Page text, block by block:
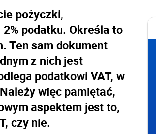
pożyczki,
podatku. Określa to
Ten sam dokument
z nich jest
podatkowi VAT, w
więc pamiętać,
aspektem jest to,
czy nie.